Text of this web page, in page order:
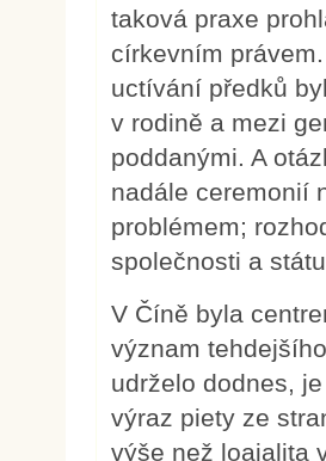
taková praxe
církevním
uctívání předků
v rodině a mezi
poddanými. A
nadále ceremonií
problémem;
společnosti a
V Číně byla
význam
udrželo dodnes,
výraz piety ze
výše než loajalita